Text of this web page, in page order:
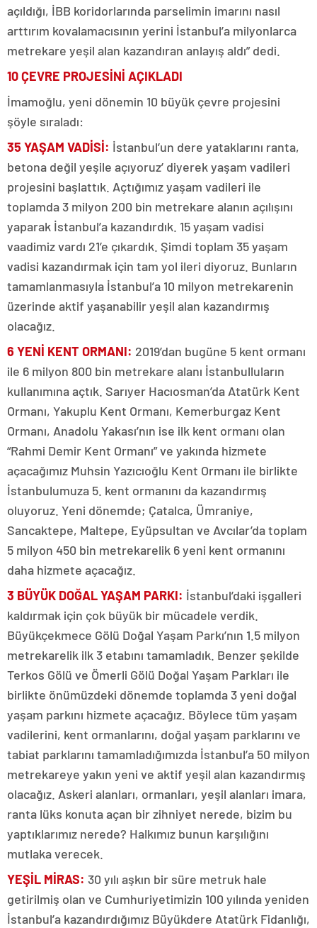
açıldığı, İBB koridorlarında parselimin imarını nasıl
arttırım kovalamacısının yerini İstanbul’a milyonlarca
metrekare yeşil alan kazandıran anlayış aldı” dedi.
10 ÇEVRE PROJESİNİ AÇIKLADI
İmamoğlu, yeni dönemin 10 büyük çevre projesini
şöyle sıraladı:
35 YAŞAM VADİSİ: İstanbul’un dere yataklarını ranta,
betona değil yeşile açıyoruz’ diyerek yaşam vadileri
projesini başlattık. Açtığımız yaşam vadileri ile
toplamda 3 milyon 200 bin metrekare alanın açılışını
yaparak İstanbul’a kazandırdık. 15 yaşam vadisi
vaadimiz vardı 21’e çıkardık. Şimdi toplam 35 yaşam
vadisi kazandırmak için tam yol ileri diyoruz. Bunların
tamamlanmasıyla İstanbul’a 10 milyon metrekarenin
üzerinde aktif yaşanabilir yeşil alan kazandırmış
olacağız.
6 YENİ KENT ORMANI: 2019’dan bugüne 5 kent ormanı
ile 6 milyon 800 bin metrekare alanı İstanbulluların
kullanımına açtık. Sarıyer Hacıosman’da Atatürk Kent
Ormanı, Yakuplu Kent Ormanı, Kemerburgaz Kent
Ormanı, Anadolu Yakası’nın ise ilk kent ormanı olan
“Rahmi Demir Kent Ormanı” ve yakında hizmete
açacağımız Muhsin Yazıcıoğlu Kent Ormanı ile birlikte
İstanbulumuza 5. kent ormanını da kazandırmış
oluyoruz. Yeni dönemde; Çatalca, Ümraniye,
Sancaktepe, Maltepe, Eyüpsultan ve Avcılar’da toplam
5 milyon 450 bin metrekarelik 6 yeni kent ormanını
daha hizmete açacağız.
3 BÜYÜK DOĞAL YAŞAM PARKI: İstanbul’daki işgalleri
kaldırmak için çok büyük bir mücadele verdik.
Büyükçekmece Gölü Doğal Yaşam Parkı’nın 1.5 milyon
metrekarelik ilk 3 etabını tamamladık. Benzer şekilde
Terkos Gölü ve Ömerli Gölü Doğal Yaşam Parkları ile
birlikte önümüzdeki dönemde toplamda 3 yeni doğal
yaşam parkını hizmete açacağız. Böylece tüm yaşam
vadilerini, kent ormanlarını, doğal yaşam parklarını ve
tabiat parklarını tamamladığımızda İstanbul’a 50 milyon
metrekareye yakın yeni ve aktif yeşil alan kazandırmış
olacağız. Askeri alanları, ormanları, yeşil alanları imara,
ranta lüks konuta açan bir zihniyet nerede, bizim bu
yaptıklarımız nerede? Halkımız bunun karşılığını
mutlaka verecek.
YEŞİL MİRAS: 30 yılı aşkın bir süre metruk hale
getirilmiş olan ve Cumhuriyetimizin 100 yılında yeniden
İstanbul’a kazandırdığımız Büyükdere Atatürk Fidanlığı,